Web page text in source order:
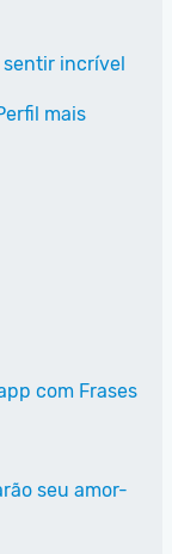
incrível
mais
com Frases
seu amor-